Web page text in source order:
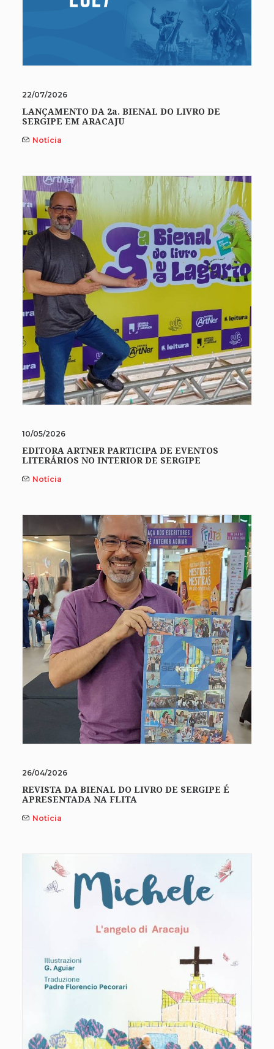
22/07/2026
LANÇAMENTO DA 2a. BIENAL DO LIVRO DE
SERGIPE EM ARACAJU
Notícia
10/05/2026
EDITORA ARTNER PARTICIPA DE EVENTOS
LITERÁRIOS NO INTERIOR DE SERGIPE
Notícia
26/04/2026
REVISTA DA BIENAL DO LIVRO DE SERGIPE É
APRESENTADA NA FLITA
Notícia